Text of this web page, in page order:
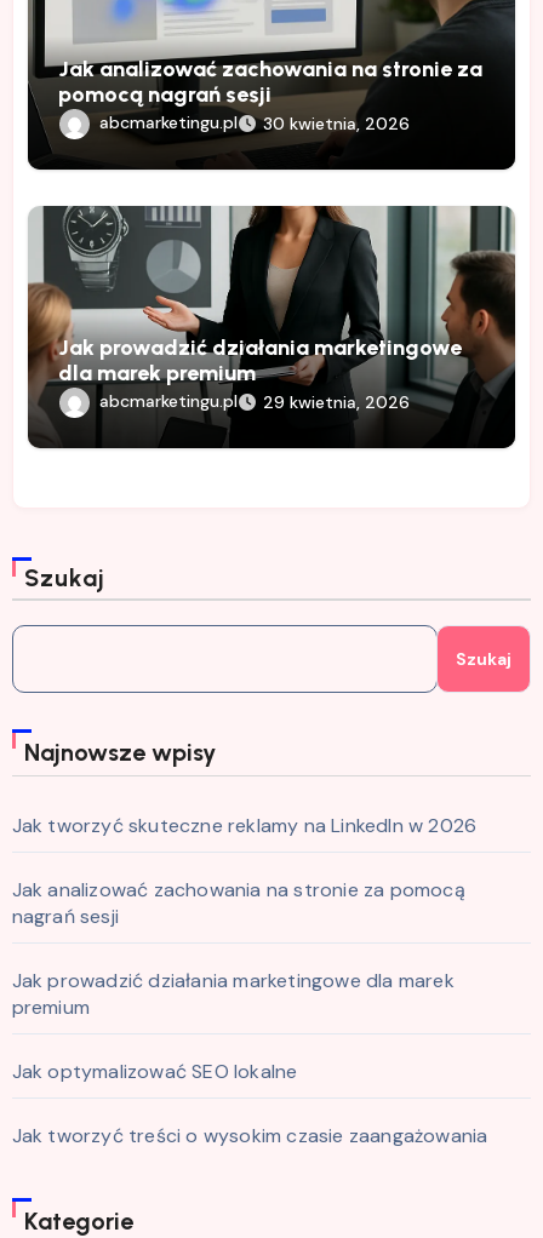
Jak analizować zachowania na stronie za
pomocą nagrań sesji
abcmarketingu.pl 30 kwietnia, 2026
Jak prowadzić działania marketingowe
dla marek premium
abcmarketingu.pl 29 kwietnia, 2026
Szukaj
Szukaj
Najnowsze wpisy
Jak tworzyć skuteczne reklamy na LinkedIn w 2026
Jak analizować zachowania na stronie za pomocą
nagrań sesji
Jak prowadzić działania marketingowe dla marek
premium
Jak optymalizować SEO lokalne
Jak tworzyć treści o wysokim czasie zaangażowania
Kategorie